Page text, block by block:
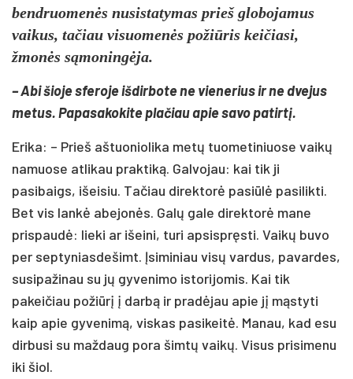
bendruomenės nusistatymas prieš globojamus
vaikus, tačiau visuomenės požiūris keičiasi,
žmonės sąmoningėja.
– Abi šioje sferoje išdirbote ne vienerius ir ne dvejus
metus. Papasakokite plačiau apie savo patirtį.
Erika: – Prieš aštuoniolika metų tuometiniuose vaikų
namuose atlikau praktiką. Galvojau: kai tik ji
pasibaigs, išeisiu. Tačiau direktorė pasiūlė pasilikti.
Bet vis lankė abejonės. Galų gale direktorė mane
prispaudė: lieki ar išeini, turi apsispręsti. Vaikų buvo
per septyniasdešimt. Įsiminiau visų vardus, pavardes,
susipažinau su jų gyvenimo istorijomis. Kai tik
pakeičiau požiūrį į darbą ir pradėjau apie jį mąstyti
kaip apie gyvenimą, viskas pasikeitė. Manau, kad esu
dirbusi su maždaug pora šimtų vaikų. Visus prisimenu
iki šiol.